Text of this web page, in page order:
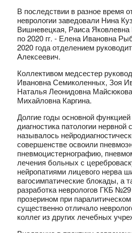
В последствии в разное время
неврологии заведовали Нина
Вишневецкая, Раиса
по 2020 гг. - Елена Ивановна
2020 года отделением
Алексеевич.
Коллективом медсестер
Ивановна Семиколенных, Зоя
Наталья Леонидовна
Михайловна Каргина.
Долгие годы основной
диагностика патологии
называлось
совершенстве освоили
пневмоцистернографию,
лечения больных с
нейропатиями лицевого нерва
вагосимпатические блокады, а
разработка неврологов ГКБ
прозерином при
существенно отличало
коллег из других лечебных